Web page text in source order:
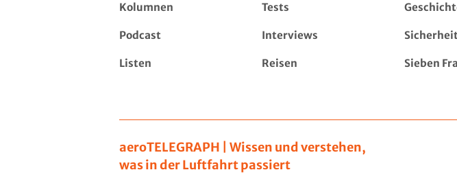
Kolumnen Tests
Podcast Interviews
Listen Reisen Sieben
aeroTELEGRAPH | Wissen und verstehen,
was in der Luftfahrt passiert